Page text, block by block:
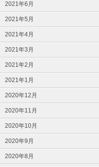
2021年6月
2021年5月
2021年4月
2021年3月
2021年2月
2021年1月
2020年12月
2020年11月
2020年10月
2020年9月
2020年8月